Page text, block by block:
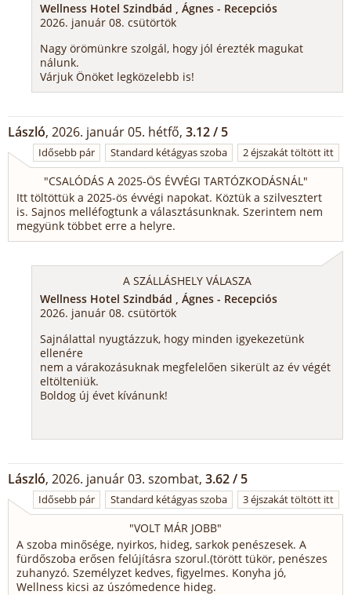
Wellness Hotel Szindbád , Ágnes - Recepciós
2026. január 08. csütörtök
Nagy örömünkre szolgál, hogy jól érezték magukat
nálunk.
Várjuk Önöket legközelebb is!
László, 2026. január 05. hétfő, 3.12 / 5
Idősebb pár Standard kétágyas szoba 2 éjszakát töltött itt
"CSALÓDÁS A 2025-ÖS ÉVVÉGI TARTÓZKODÁSNÁL"
Itt töltöttük a 2025-ös évvégi napokat. Köztük a szilvesztert
is. Sajnos melléfogtunk a választásunknak. Szerintem nem
megyünk többet erre a helyre.
A SZÁLLÁSHELY VÁLASZA
Wellness Hotel Szindbád , Ágnes - Recepciós
2026. január 08. csütörtök
Sajnálattal nyugtázzuk, hogy minden igyekezetünk
ellenére
nem a várakozásuknak megfelelően sikerült az év végét
eltölteniük.
Boldog új évet kívánunk!
László, 2026. január 03. szombat, 3.62 / 5
Idősebb pár Standard kétágyas szoba 3 éjszakát töltött itt
"VOLT MÁR JOBB"
A szoba minősége, nyirkos, hideg, sarkok penészesek. A
fürdőszoba erősen felújításra szorul.(törött tükör, penészes
zuhanyzó. Személyzet kedves, figyelmes. Konyha jó,
Wellness kicsi az úszómedence hideg.